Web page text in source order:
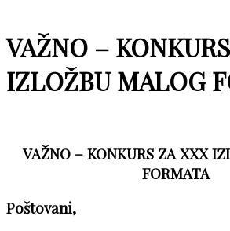
VAŽNO –
IZLOŽBU MALOG
VAŽNO – KONKURS ZA XXX
FORMATA
Poštovani,